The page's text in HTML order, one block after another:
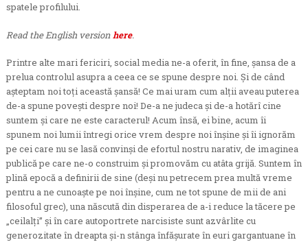
spatele profilului.
Read the English version here.
Printre alte mari fericiri, social media ne-a oferit, în fine, şansa de a
prelua controlul asupra a ceea ce se spune despre noi. Şi de când
aşteptam noi toţi această şansă! Ce mai uram cum alţii aveau puterea
de-a spune poveşti despre noi! De-a ne judeca şi de-a hotărî cine
suntem şi care ne este caracterul! Acum însă, ei bine, acum îi
spunem noi lumii întregi orice vrem despre noi înşine şi îi ignorăm
pe cei care nu se lasă convinşi de efortul nostru narativ, de imaginea
publică pe care ne-o construim şi promovăm cu atâta grijă. Suntem în
plină epocă a definirii de sine (deşi nu petrecem prea multă vreme
pentru a ne cunoaşte pe noi înşine, cum ne tot spune de mii de ani
filosoful grec), una născută din disperarea de a-i reduce la tăcere pe
„ceilalţi” şi în care autoportrete narcisiste sunt azvârlite cu
generozitate în dreapta şi-n stânga înfăşurate în euri gargantuane în